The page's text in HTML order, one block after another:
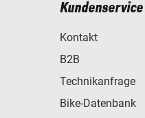
Kundenservice
Kontakt
B2B
Technikanfrage
Bike-Datenbank